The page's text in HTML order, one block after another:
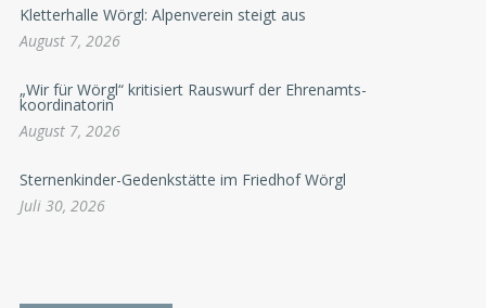
Kletterhalle Wörgl: Alpenverein steigt aus
August 7, 2026
„Wir für Wörgl“ kritisiert Rauswurf der Ehrenamts-
koordinatorin
August 7, 2026
Sternenkinder-Gedenkstätte im Friedhof Wörgl
Juli 30, 2026